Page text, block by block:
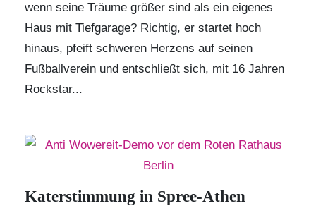
wenn seine Träume größer sind als ein eigenes
Haus mit Tiefgarage? Richtig, er startet hoch
hinaus, pfeift schweren Herzens auf seinen
Fußballverein und entschließt sich, mit 16 Jahren
Rockstar...
Katerstimmung in Spree-Athen